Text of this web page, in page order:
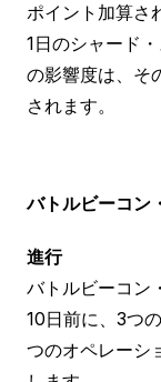
ポイント加算さ
1日のシャード
の影響度は、そ
されます。
バトルビーコン
進行
バトルビーコン
10日前に、3つ
つのオペレーシ